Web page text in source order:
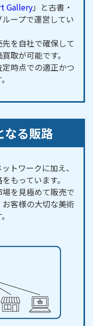
Gallery」と古書・
ループで運営してい
を自社で確保して
取が可能です。
時点での適正かつ
なる販路
トワークに加え、
もっています。
を見極めて販売で
客様の大切な美術